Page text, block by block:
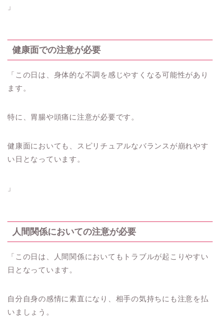
」
健康面での注意が必要
「この日は、身体的な不調を感じやすくなる可能性があり
ます。
特に、胃腸や頭痛に注意が必要です。
健康面においても、スピリチュアルなバランスが崩れやす
い日となっています。
」
人間関係においての注意が必要
「この日は、人間関係においてもトラブルが起こりやすい
日となっています。
自分自身の感情に素直になり、相手の気持ちにも注意を払
いましょう。